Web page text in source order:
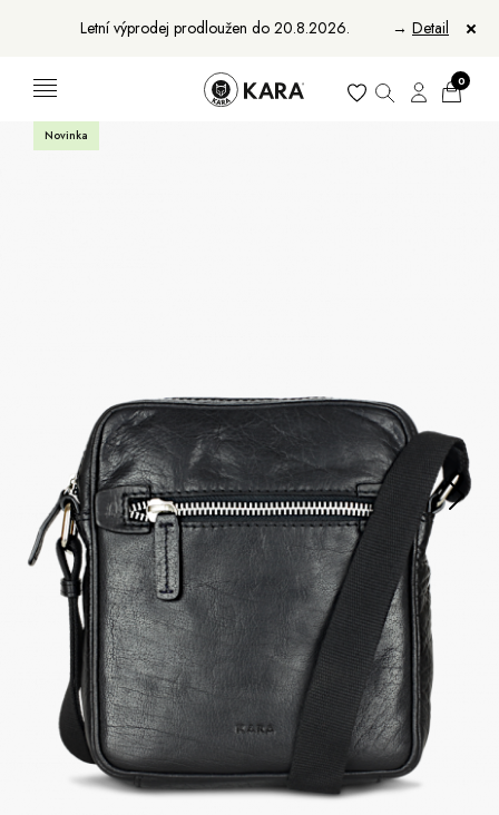
Letní výprodej prodloužen do 20.8.2026. → Detail
Šály a šátky
Manikúry
Šály
Kufry -21 % Prodejny Služby
Kara klub
Dárkové poukazy
Extra výhodné Slevy
Česky Slovensky
0
Novinka